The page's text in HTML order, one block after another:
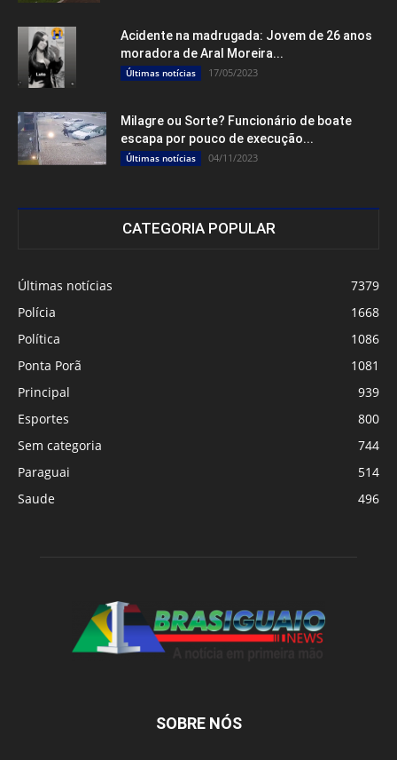
Acidente na madrugada: Jovem de 26 anos
moradora de Aral Moreira...
Últimas notícias 17/05/2023
Milagre ou Sorte? Funcionário de boate
escapa por pouco de execução...
Últimas notícias 04/11/2023
CATEGORIA POPULAR
Últimas notícias
7379
Polícia
1668
Política
1086
Ponta Porã
1081
Principal
939
Esportes
800
Sem categoria
744
Paraguai
514
Saude
496
SOBRE NÓS